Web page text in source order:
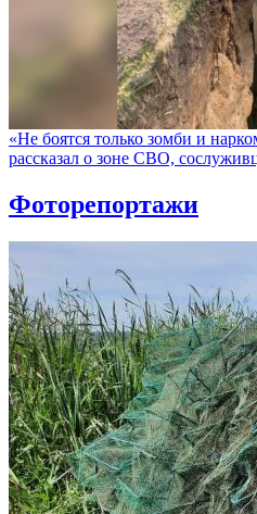
«Не боятся только зомби и
рассказал о зоне СВО,
Фоторепортажи